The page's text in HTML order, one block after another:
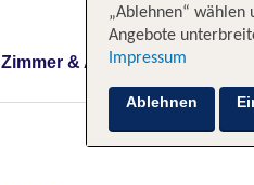
Zimmer & Angebote
„Ablehnen“
Angebote
Impressum
Ablehnen